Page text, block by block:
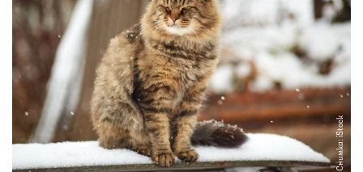
Снимка: iStock